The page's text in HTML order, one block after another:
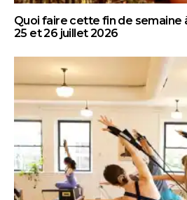
Quoi faire cette fin de semaine
25 et 26 juillet 2026